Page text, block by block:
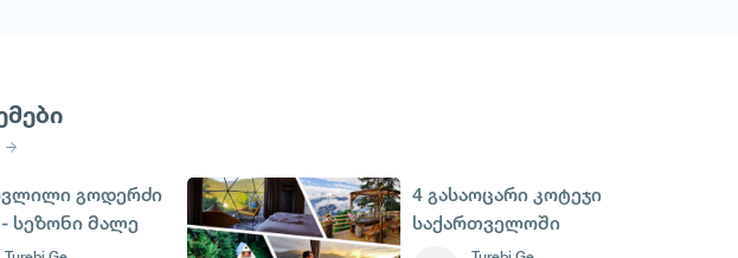
გოდერძი
სეზონი მალე
4 გასაოცარი კოტეჯი
საქართველოში